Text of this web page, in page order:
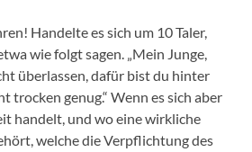
Handelte es sich um 10 Taler,
wie folgt sagen. „Mein Junge,
überlassen, dafür bist du hinter
trocken genug.“ Wenn es sich aber
handelt, und wo eine wirkliche
welche die Verpflichtung des